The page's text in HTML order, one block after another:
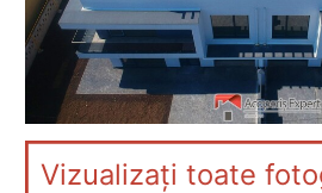
Vizualizați toate